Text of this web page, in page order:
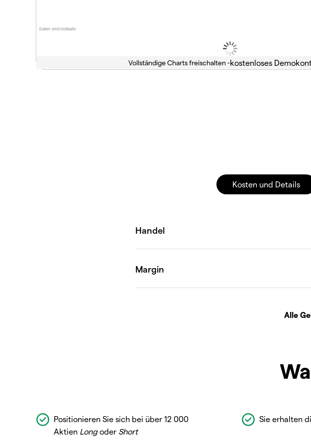
Daten sind indikativ
Vollständige Charts freischalten -
Kosten und Details
Positionieren Sie sich bei über 12 000
Aktien Longoder Short
Sie erhalten